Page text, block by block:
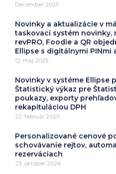
December 2025
Novinky a aktualizácie v
taskovací systém novinky,
revPRO, Foodie a QR
Ellipse s digitálnymi PINmi
12. máj 2025
Novinky v systéme Ellipse
Štatistický výkaz pre
poukazy, exporty
rekapituláciou DPH
22. február 2025
Personalizované cenové
schovávanie rejtov,
rezerváciach
23. október 2024